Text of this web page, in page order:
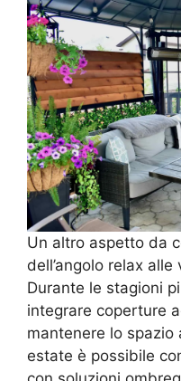
Un altro aspetto da
dell’angolo relax
Durante le stagioni
integrare coperture
mantenere lo spazio
estate è possibile